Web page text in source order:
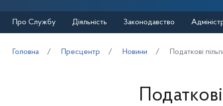
Про Службу Діяльність Законодавство
Головна Пресцентр Новини Податкові